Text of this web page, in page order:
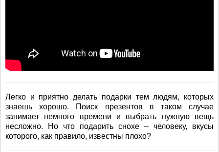
Легко и приятно делать подарки тем людям, которых
знаешь хорошо. Поиск презентов в таком случае
занимает немного времени и выбрать нужную вещь
несложно. Но что подарить снохе – человеку, вкусы
которого, как правило, известны плохо?